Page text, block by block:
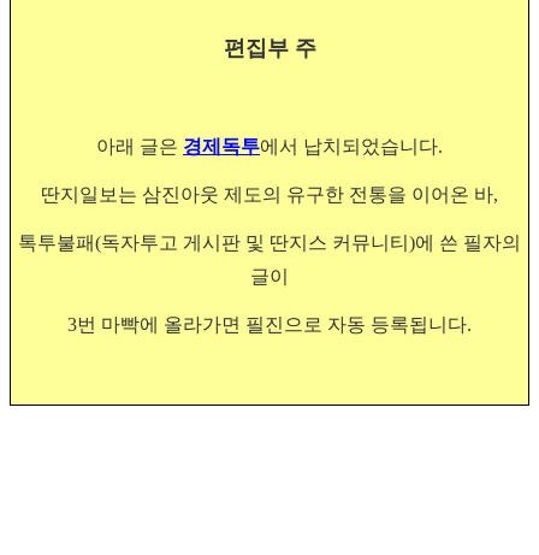
편집부 주
아래 글은 경제독투에서 납치되었습니다.
딴지일보는 삼진아웃 제도의 유구한 전통을 이어온 바,
톡투불패(독자투고 게시판 및 딴지스 커뮤니티)에 쓴 필자의
글이
3번 마빡에 올라가면 필진으로 자동 등록됩니다.